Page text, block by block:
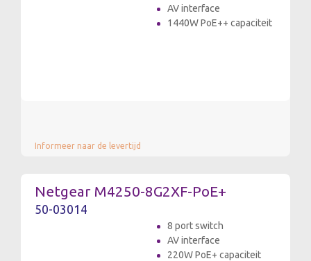
AV interface
1440W PoE++ capaciteit
Informeer naar de levertijd
Netgear M4250-8G2XF-PoE+
50-03014
8 port switch
AV interface
220W PoE+ capaciteit